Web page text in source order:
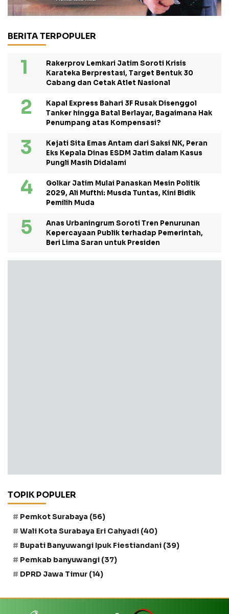
BERITA TERPOPULER
Rakerprov Lemkari Jatim Soroti Krisis
Karateka Berprestasi, Target Bentuk 30
Cabang dan Cetak Atlet Nasional
Kapal Express Bahari 3F Rusak Disenggol
Tanker hingga Batal Berlayar, Bagaimana Hak
Penumpang atas Kompensasi?
Kejati Sita Emas Antam dari Saksi NK, Peran
Eks Kepala Dinas ESDM Jatim dalam Kasus
Pungli Masih Didalami
Golkar Jatim Mulai Panaskan Mesin Politik
2029, Ali Mufthi: Musda Tuntas, Kini Bidik
Pemilih Muda
Anas Urbaningrum Soroti Tren Penurunan
Kepercayaan Publik terhadap Pemerintah,
Beri Lima Saran untuk Presiden
TOPIK POPULER
Pemkot Surabaya (56)
Wali Kota Surabaya Eri Cahyadi (40)
Bupati Banyuwangi Ipuk Fiestiandani (39)
Pemkab banyuwangi (37)
DPRD Jawa Timur (14)